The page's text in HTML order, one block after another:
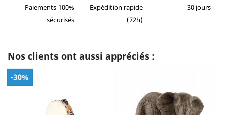
Paiements 100%
sécurisés
Expédition rapide
(72h)
30 jours
Nos clients ont aussi appréciés :
-30%